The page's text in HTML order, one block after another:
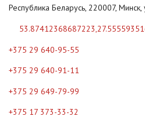
Республика Беларусь, 220007,
+375 29 640-95-55
+375 29 640-91-11
+375 29 649-79-99
+375 17 373-33-32